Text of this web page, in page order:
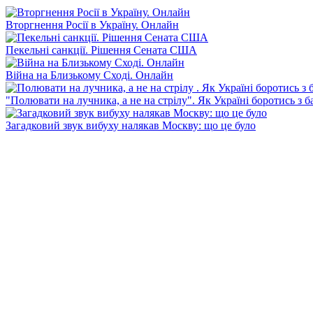
Вторгнення Росії в Україну. Онлайн
Пекельні санкції. Рішення Сената США
Війна на Близькому Сході. Онлайн
"Полювати на лучника, а не на стрілу". Як Україні боротись з
Загадковий звук вибуху налякав Москву: що це було